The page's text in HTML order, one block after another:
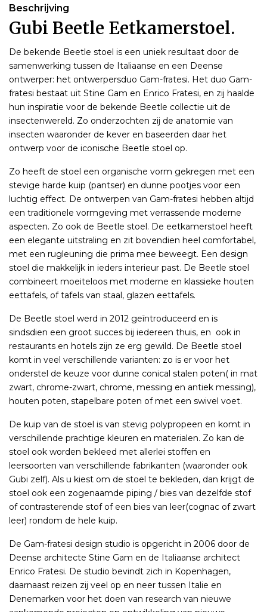
Beschrijving
Gubi Beetle Eetkamerstoel.
De bekende Beetle stoel is een uniek resultaat door de
samenwerking tussen de Italiaanse en een Deense
ontwerper: het ontwerpersduo Gam-fratesi. Het duo Gam-
fratesi bestaat uit Stine Gam en Enrico Fratesi, en zij haalde
hun inspiratie voor de bekende Beetle collectie uit de
insectenwereld. Zo onderzochten zij de anatomie van
insecten waaronder de kever en baseerden daar het
ontwerp voor de iconische Beetle stoel op.
Zo heeft de stoel een organische vorm gekregen met een
stevige harde kuip (pantser) en dunne pootjes voor een
luchtig effect. De ontwerpen van Gam-fratesi hebben altijd
een traditionele vormgeving met verrassende moderne
aspecten. Zo ook de Beetle stoel. De eetkamerstoel heeft
een elegante uitstraling en zit bovendien heel comfortabel,
met een rugleuning die prima mee beweegt. Een design
stoel die makkelijk in ieders interieur past. De Beetle stoel
combineert moeiteloos met moderne en klassieke houten
eettafels, of tafels van staal, glazen eettafels.
De Beetle stoel werd in 2012 geïntroduceerd en is
sindsdien een groot succes bij iedereen thuis, en ook in
restaurants en hotels zijn ze erg gewild. De Beetle stoel
komt in veel verschillende varianten: zo is er voor het
onderstel de keuze voor dunne conical stalen poten( in mat
zwart, chrome-zwart, chrome, messing en antiek messing),
houten poten, stapelbare poten of met een swivel voet.
De kuip van de stoel is van stevig polypropeen en komt in
verschillende prachtige kleuren en materialen. Zo kan de
stoel ook worden bekleed met allerlei stoffen en
leersoorten van verschillende fabrikanten (waaronder ook
Gubi zelf). Als u kiest om de stoel te bekleden, dan krijgt de
stoel ook een zogenaamde piping / bies van dezelfde stof
of contrasterende stof of een bies van leer(cognac of zwart
leer) rondom de hele kuip.
De Gam-fratesi design studio is opgericht in 2006 door de
Deense architecte Stine Gam en de Italiaanse architect
Enrico Fratesi. De studio bevindt zich in Kopenhagen,
daarnaast reizen zij veel op en neer tussen Italie en
Denemarken voor het doen van research van nieuwe